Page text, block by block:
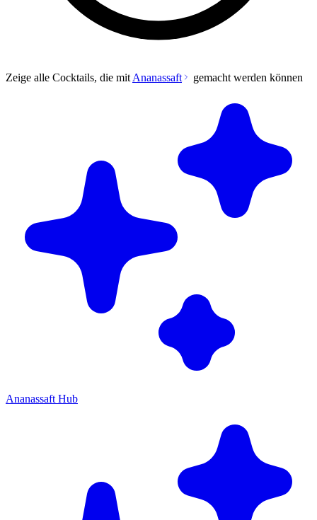
Zeige alle Cocktails, die mit Ananassaft gemacht werden können
Ananassaft Hub